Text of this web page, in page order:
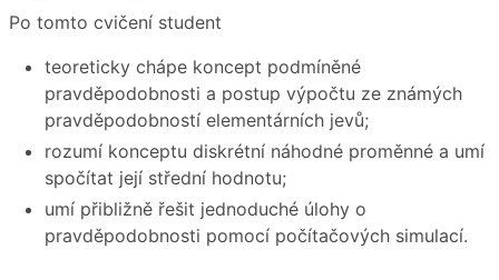
Po tomto cvičení student
teoreticky chápe koncept podmíněné
pravděpodobnosti a postup výpočtu ze známých
pravděpodobností elementárních jevů;
rozumí konceptu diskrétní náhodné proměnné a umí
spočítat její střední hodnotu;
umí přibližně řešit jednoduché úlohy o
pravděpodobnosti pomocí počítačových simulací.